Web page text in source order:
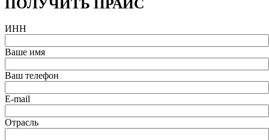
ПОЛУЧИТЬ ПРАЙС
ИНН
Ваше имя
Ваш телефон
E-mail
Отрасль